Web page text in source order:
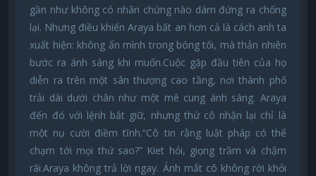
gần như không có nhân chứng nào dám đứng ra chống
lại. Nhưng điều khiến Araya bất an hơn cả là cách anh ta
xuất hiện: không ẩn mình trong bóng tối, mà thản nhiên
bước ra ánh sáng khi muốn.Cuộc gặp đầu tiên của họ
diễn ra trên một sân thượng cao tầng, nơi thành phố
trải dài dưới chân như một mê cung ánh sáng. Araya
đến đó với lệnh bắt giữ, nhưng thứ cô nhận lại chỉ là
một nụ cười điềm tĩnh.“Cô tin rằng luật pháp có thể
chạm tới mọi thứ sao?” Kiet hỏi, giọng trầm và chậm
rãi.Araya không trả lời ngay. Ánh mắt cô không rời khỏi